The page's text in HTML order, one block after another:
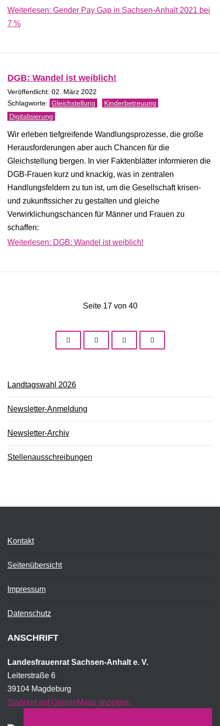
Weiterlesen: Gender Pay Gap in Sachsen-Anhalt 2021 bei
7 %
DGB: Wandel ist weiblich!
Veröffentlicht: 02. März 2022
Gleichstellung
Kinderbetreuung
Digitalisierung
Wir erleben tiefgreifende Wandlungsprozesse, die große
Herausforderungen aber auch Chancen für die
Gleichstellung bergen. In vier Faktenblätter informieren die
DGB-Frauen kurz und knackig, was in zentralen
Handlungsfeldern zu tun ist, um die Gesellschaft krisen-
und zukunftssicher zu gestalten und gleiche
Verwirklichungschancen für Männer und Frauen zu
schaffen:
Weiterlesen: DGB: Wandel ist weiblich!
Seite 17 von 40
Landtagswahl 2026
Newsletter-Anmeldung
Newsletter-Archiv
Stellenausschreibungen
Kontakt
Seitenübersicht
Impressum
Datenschutz
ANSCHRIFT
Landesfrauenrat Sachsen-Anhalt e. V.
Leiterstraße 6
39104 Magdeburg
Standort auf GoogleMaps anzeigen